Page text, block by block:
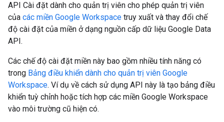
API Cài đặt dành cho quản trị viên cho phép quản trị viên
của các miền Google Workspace truy xuất và thay đổi chế
độ cài đặt của miền ở dạng nguồn cấp dữ liệu Google Data
API.
Các chế độ cài đặt miền này bao gồm nhiều tính năng có
trong Bảng điều khiển dành cho quản trị viên Google
Workspace. Ví dụ về cách sử dụng API này là tạo bảng điều
khiển tuỳ chỉnh hoặc tích hợp các miền Google Workspace
vào môi trường cũ hiện có.